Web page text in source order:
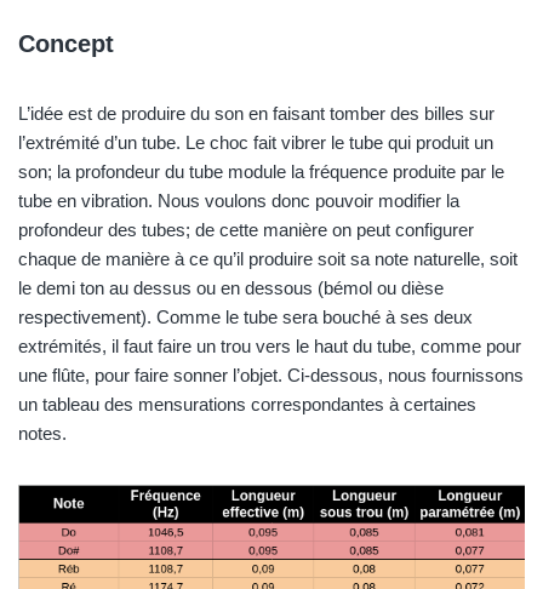
Concept
L’idée est de produire du son en faisant tomber des billes sur
l’extrémité d’un tube. Le choc fait vibrer le tube qui produit un
son; la profondeur du tube module la fréquence produite par le
tube en vibration. Nous voulons donc pouvoir modifier la
profondeur des tubes; de cette manière on peut configurer
chaque de manière à ce qu’il produire soit sa note naturelle, soit
le demi ton au dessus ou en dessous (bémol ou dièse
respectivement). Comme le tube sera bouché à ses deux
extrémités, il faut faire un trou vers le haut du tube, comme pour
une flûte, pour faire sonner l’objet. Ci-dessous, nous fournissons
un tableau des mensurations correspondantes à certaines
notes.